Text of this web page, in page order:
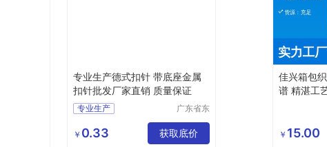
专业生产德式扣针 带底座金属
扣针批发厂家直销 质量保证
专业生产
广东省东
镇锦厦社
区锦新街
￥ 0.33 获取底价
佳兴箱包
谱 精湛工
￥ 15.00